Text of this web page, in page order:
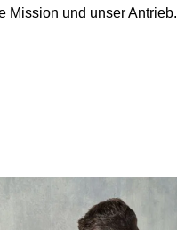
Mission und unser Antrieb.